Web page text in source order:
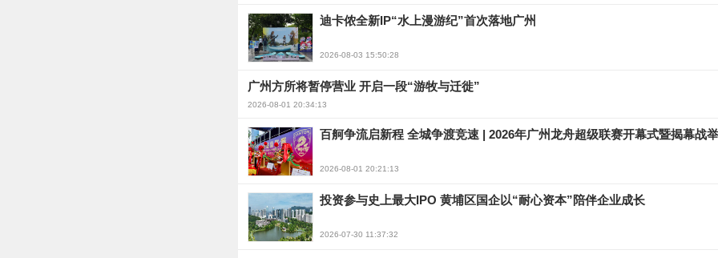
迪卡侬全新IP“水上漫游纪”首次落地广州
2026-08-03 15:50:28
广州方所将暂停营业 开启一段“游牧与迁徙”
2026-08-01 20:34:13
百舸争流启新程 全城争渡竞速 | 2026年广州龙舟超级联赛开幕式暨揭幕战
2026-08-01 20:21:13
投资参与史上最大IPO 黄埔区国企以“耐心资本”陪伴企业成长
2026-07-30 11:37:32